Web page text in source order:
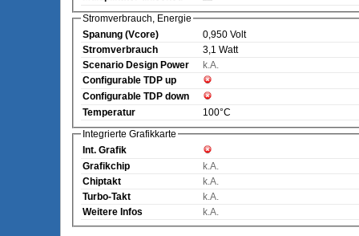
Stromverbrauch, Energie
Spanung (Vcore)
0,950 Volt
Stromverbrauch
3,1 Watt
Scenario Design Power
k.A.
Configurable TDP up
Configurable TDP down
Temperatur
100°C
Integrierte Grafikkarte
Int. Grafik
Grafikchip
k.A.
Chiptakt
k.A.
Turbo-Takt
k.A.
Weitere Infos
k.A.